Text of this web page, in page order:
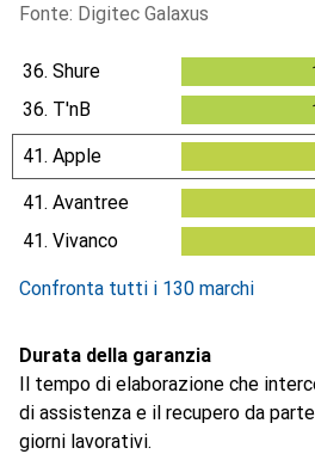
Fonte: Digitec Galaxus
36. Shure
36. T'nB
41. Apple
41. Avantree
41. Vivanco
Confronta tutti i 130 marchi
Durata della garanzia
Il tempo di elaborazione che
di assistenza e il recupero da
giorni lavorativi.